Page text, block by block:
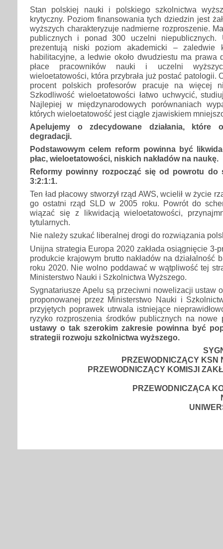
Stan polskiej nauki i polskiego szkolnictwa
krytyczny. Poziom finansowania tych dziedzin jest
wyższych charakteryzuje nadmierne rozproszenie.
publicznych i ponad 300 uczelni niepublicznych.
prezentują niski poziom akademicki – zaledwie
habilitacyjne, a ledwie około dwudziestu ma prawa
płace pracowników nauki i uczelni
wieloetatowości, która przybrała już postać patologii.
procent polskich profesorów pracuje na więcej
Szkodliwość wieloetatowości łatwo uchwycić,
Najlepiej w międzynarodowych porównaniach
których wieloetatowość jest ciągle zjawiskiem
Apelujemy o zdecydowane działania, które
degradacji.
Podstawowym celem reform powinna być
płac, wieloetatowości, niskich nakładów na naukę.
Reformy powinny rozpocząć się od powrotu do
3:2:1:1.
Ten ład płacowy stworzył rząd AWS, wcielił w życie
go ostatni rząd SLD w 2005 roku. Powrót do
wiązać się z likwidacją wieloetatowości,
tytularnych.
Nie należy szukać liberalnej drogi do rozwiązania
Unijna strategia Europa 2020 zakłada osiągnięcie 3-
produkcie krajowym brutto nakładów na działalność
roku 2020. Nie wolno poddawać w wątpliwość tej
Ministerstwo Nauki i Szkolnictwa Wyższego.
Sygnatariusze Apelu są przeciwni nowelizacji ustaw
proponowanej przez Ministerstwo Nauki i
przyjętych poprawek utrwala istniejące
ryzyko rozproszenia środków publicznych na nowe
ustawy o tak szerokim zakresie powinna być
strategii rozwoju szkolnictwa wyższego.
PRZEWODNICZĄCY KSN
PRZEWODNICZĄCY KOMISJI
PRZEWODNICZĄCA